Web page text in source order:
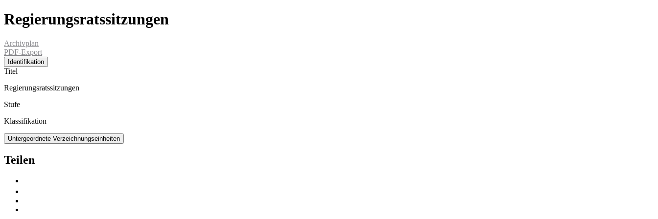
Regierungsratssitzungen
Archivplan
PDF-Export
Identifikation
Titel
Regierungsratssitzungen
Stufe
Klassifikation
Untergeordnete Verzeichnungseinheiten
Teilen